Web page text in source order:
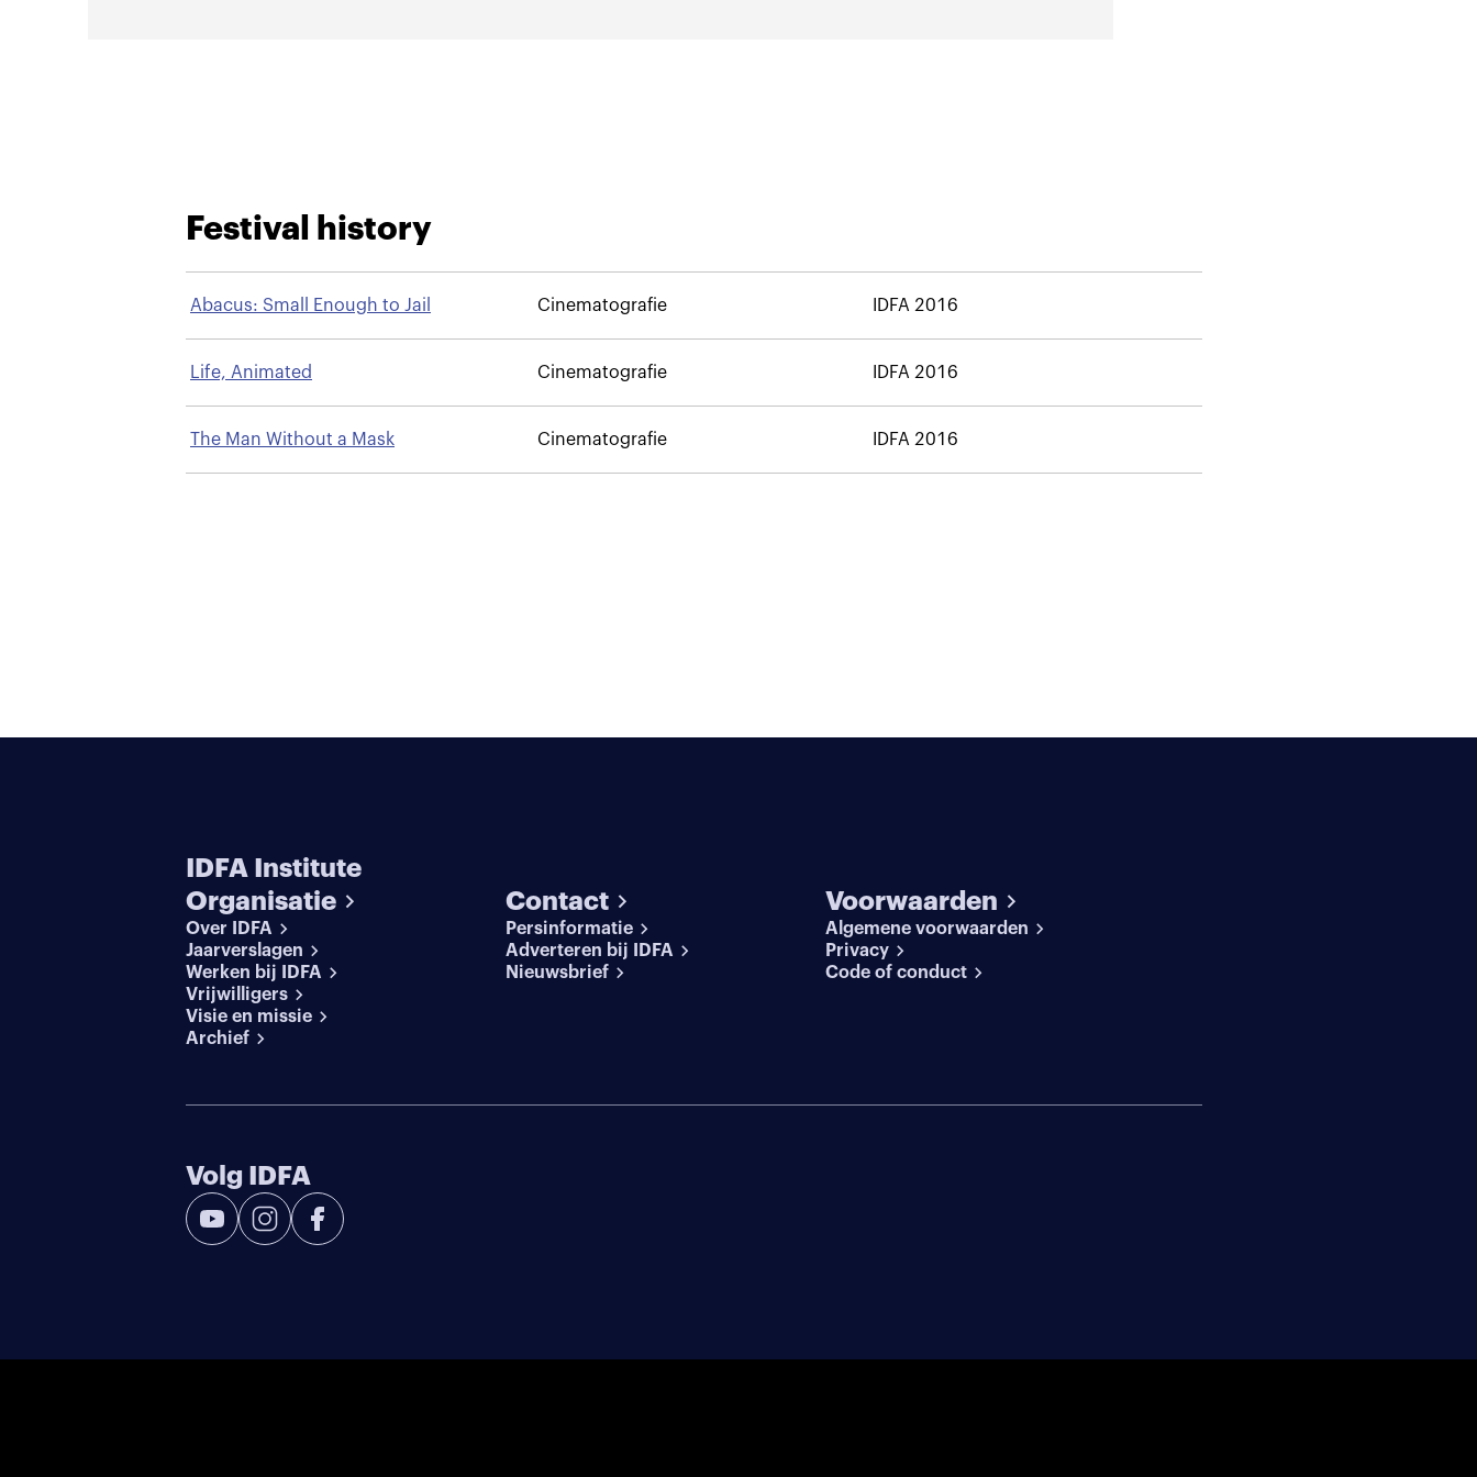
Festival history
Abacus: Small Enough to Jail Cinematografie IDFA 2016
Life, Animated Cinematografie IDFA 2016
The Man Without a Mask Cinematografie IDFA 2016
IDFA Institute
Organisatie
Over IDFA
Jaarverslagen
Werken bij IDFA
Vrijwilligers
Visie en missie
Archief
Contact
Persinformatie
Adverteren bij IDFA
Nieuwsbrief
Voorwaarden
Algemene voorwaarden
Privacy
Code of conduct
Volg IDFA